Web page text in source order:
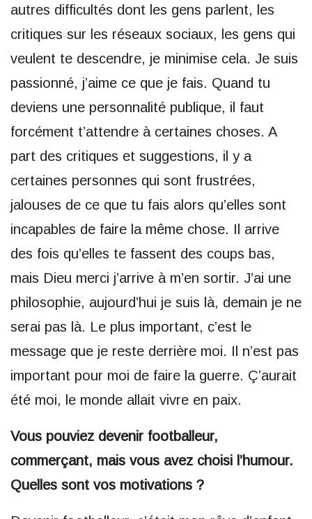
autres difficultés dont les gens parlent, les
critiques sur les réseaux sociaux, les gens qui
veulent te descendre, je minimise cela. Je suis
passionné, j’aime ce que je fais. Quand tu
deviens une personnalité publique, il faut
forcément t’attendre à certaines choses. A
part des critiques et suggestions, il y a
certaines personnes qui sont frustrées,
jalouses de ce que tu fais alors qu’elles sont
incapables de faire la même chose. Il arrive
des fois qu’elles te fassent des coups bas,
mais Dieu merci j’arrive à m’en sortir. J’ai une
philosophie, aujourd’hui je suis là, demain je ne
serai pas là. Le plus important, c’est le
message que je reste derrière moi. Il n’est pas
important pour moi de faire la guerre. Ç’aurait
été moi, le monde allait vivre en paix.
Vous pouviez devenir footballeur,
commerçant, mais vous avez choisi l’humour.
Quelles sont vos motivations ?